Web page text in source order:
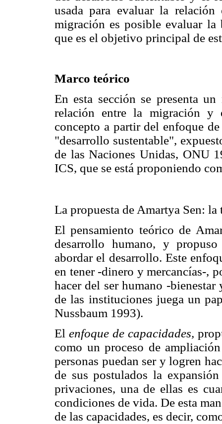
usada para evaluar la
migración es posible evaluar la
que es el objetivo principal de
Marco teórico
En esta sección se presenta
relación entre la migración y
concepto a partir del enfoque
"desarrollo sustentable",
de las Naciones Unidas, ONU
ICS, que se está proponiendo
La propuesta de Amartya Sen:
El pensamiento teórico de
desarrollo humano, y
abordar el desarrollo. Este
en tener -dinero y mercancías-,
hacer del ser humano -
de las instituciones juega un
Nussbaum 1993).
El enfoque de capacidades,
como un proceso de
personas puedan ser y logren
de sus postulados la
privaciones, una de ellas es
condiciones de vida. De esta
de las capacidades, es decir,